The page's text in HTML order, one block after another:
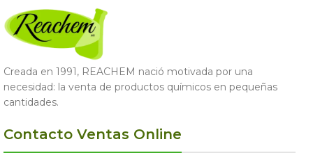
Creada en 1991, REACHEM nació motivada por una
necesidad: la venta de productos químicos en pequeñas
cantidades.
Contacto Ventas Online